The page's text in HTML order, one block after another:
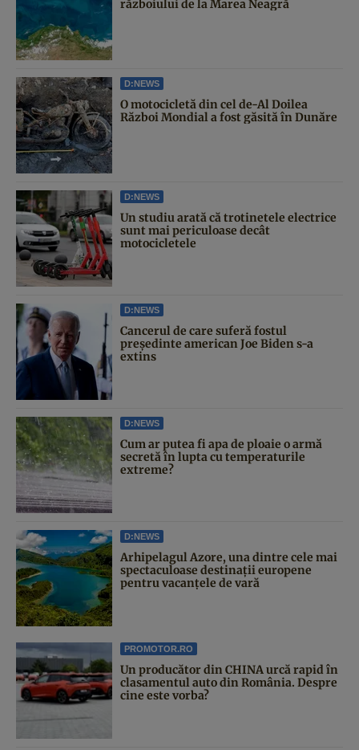
războiului de la Marea Neagră
D:NEWS
O motocicletă din cel de-Al Doilea
Război Mondial a fost găsită în Dunăre
D:NEWS
Un studiu arată că trotinetele electrice
sunt mai periculoase decât
motocicletele
D:NEWS
Cancerul de care suferă fostul
președinte american Joe Biden s-a
extins
D:NEWS
Cum ar putea fi apa de ploaie o armă
secretă în lupta cu temperaturile
extreme?
D:NEWS
Arhipelagul Azore, una dintre cele mai
spectaculoase destinații europene
pentru vacanțele de vară
PROMOTOR.RO
Un producător din CHINA urcă rapid în
clasamentul auto din România. Despre
cine este vorba?